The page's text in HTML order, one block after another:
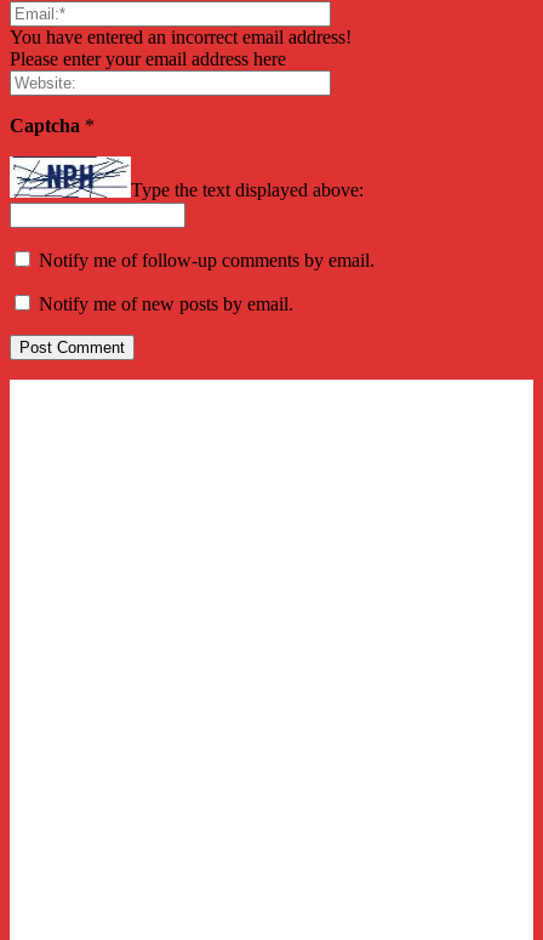
You have entered an incorrect email address!
Please enter your email address here
Captcha *
Type the text displayed above:
Notify me of follow-up comments by email.
Notify me of new posts by email.